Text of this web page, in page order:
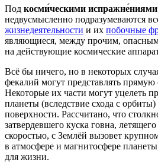
Под косми́ческими испражне́ниями
недвусмысленно подразумеваются
жизнедеятельности и их побочные
являющиеся, между прочим,
на действующие космические
Всё бы ничего, но в некоторых
фекалий могут представлять прямую
Некоторые их части могут уцелеть
планеты (вследствие схода с орбиты)
поверхности. Рассчитано, что
затвердевшего куска говна,
скоростью, с Землёй вызовет
в атмосфере и магнитосфере
для жизни.